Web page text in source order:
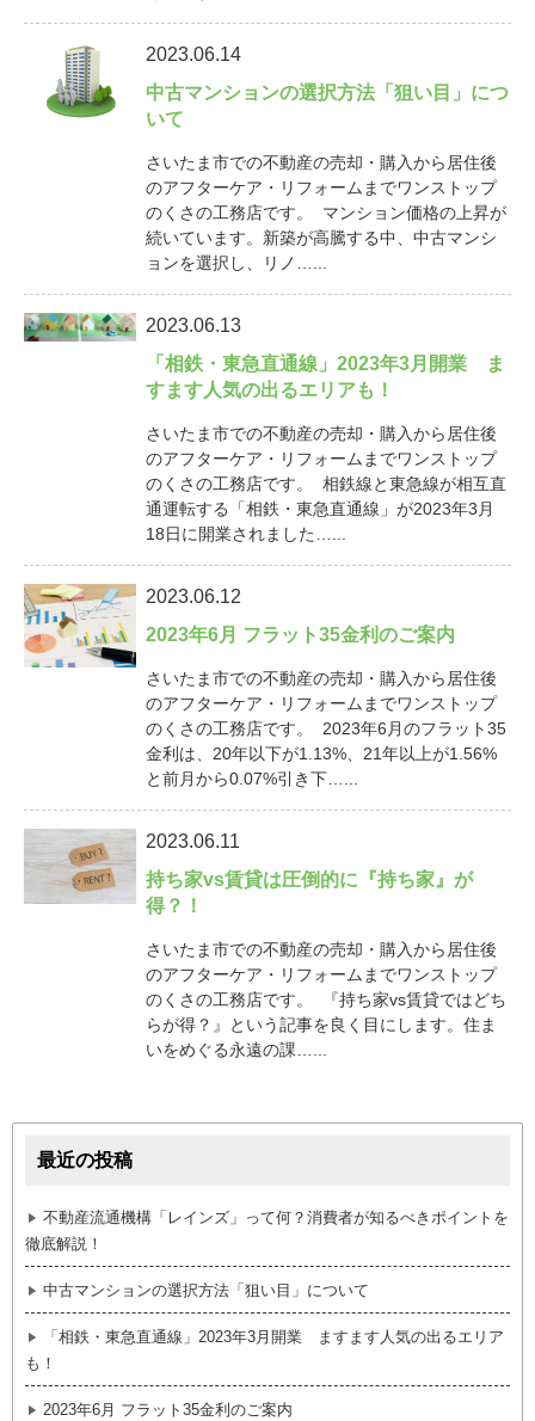
2023.06.14
中古マンションの選択方法「狙い目」につ
いて
さいたま市での不動産の売却・購入から居住後
のアフターケア・リフォームまでワンストップ
のくさの工務店です。 マンション価格の上昇が
続いています。新築が高騰する中、中古マンシ
ョンを選択し、リノ…...
2023.06.13
「相鉄・東急直通線」2023年3月開業 ま
すます人気の出るエリアも！
さいたま市での不動産の売却・購入から居住後
のアフターケア・リフォームまでワンストップ
のくさの工務店です。 相鉄線と東急線が相互直
通運転する「相鉄・東急直通線」が2023年3月
18日に開業されました…...
2023.06.12
2023年6月 フラット35金利のご案内
さいたま市での不動産の売却・購入から居住後
のアフターケア・リフォームまでワンストップ
のくさの工務店です。 2023年6月のフラット35
金利は、20年以下が1.13%、21年以上が1.56%
と前月から0.07%引き下…...
2023.06.11
持ち家vs賃貸は圧倒的に『持ち家』が
得？！
さいたま市での不動産の売却・購入から居住後
のアフターケア・リフォームまでワンストップ
のくさの工務店です。 『持ち家vs賃貸ではどち
らが得？』という記事を良く目にします。住ま
いをめぐる永遠の課…...
最近の投稿
不動産流通機構「レインズ」って何？消費者が知るべきポイントを
徹底解説！
中古マンションの選択方法「狙い目」について
「相鉄・東急直通線」2023年3月開業 ますます人気の出るエリア
も！
2023年6月 フラット35金利のご案内